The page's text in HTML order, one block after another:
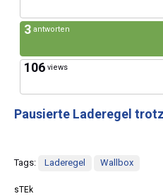
3 antworten
106 views
Pausierte Laderegel
Tags: Laderegel Wallbox
sTEk